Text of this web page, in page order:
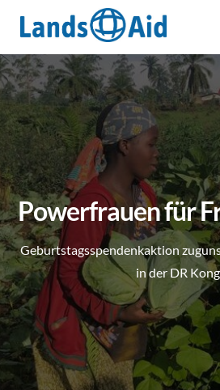
Inhalt
springen
HOME
PROJEKTE
ÜBER UNS
ABOUT US (engl.)
AKTUELLES
MITMACHEN
Powerfrauen für
Geburtstagsspendenkaktion
in der DR